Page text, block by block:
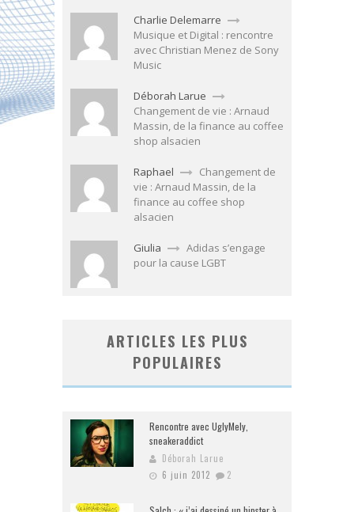
Charlie Delemarre
Musique et Digital : rencontre
avec Christian Menez de Sony
Music
Déborah Larue
Changement de vie : Arnaud
Massin, de la finance au coffee
shop alsacien
Raphael
Changement de
vie : Arnaud Massin, de la
finance au coffee shop
alsacien
Giulia
Adidas s’engage
pour la cause LGBT
ARTICLES LES PLUS
POPULAIRES
Rencontre avec UglyMely,
sneakeraddict
Déborah Larue
6 juin 2012
2